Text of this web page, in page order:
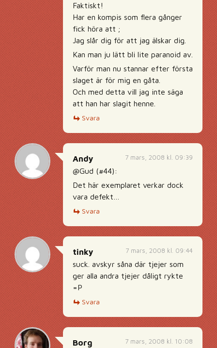
Faktiskt!
Har en kompis som flera gånger
fick höra att ;
Jag slår dig för att jag älskar dig.
Kan man ju lätt bli lite paranoid av.
Varför man nu stannar efter första
slaget är för mig en gåta.
Och med detta vill jag inte säga
att han har slagit henne.
Svara
7 mars, 2008 kl. 09:39
Andy
@Gud (#44):
Det här exemplaret verkar dock
vara defekt…
Svara
7 mars, 2008 kl. 09:44
tinky
suck. avskyr såna där tjejer som
ger alla andra tjejer dåligt rykte
=P
Svara
7 mars, 2008 kl. 10:08
Borg